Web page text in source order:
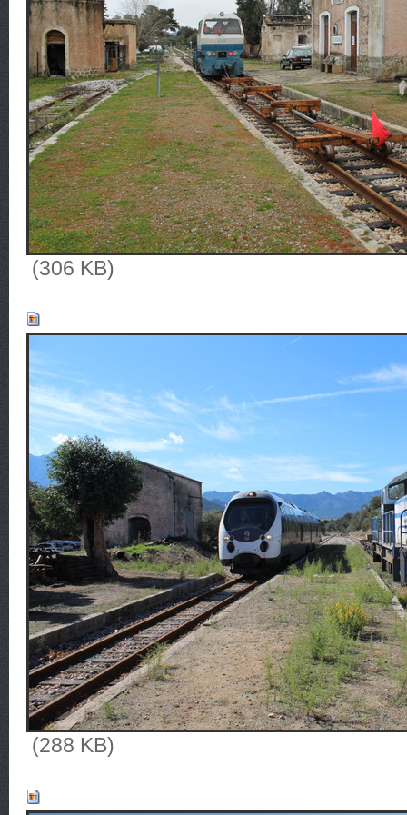
(306 KB)
(288 KB)